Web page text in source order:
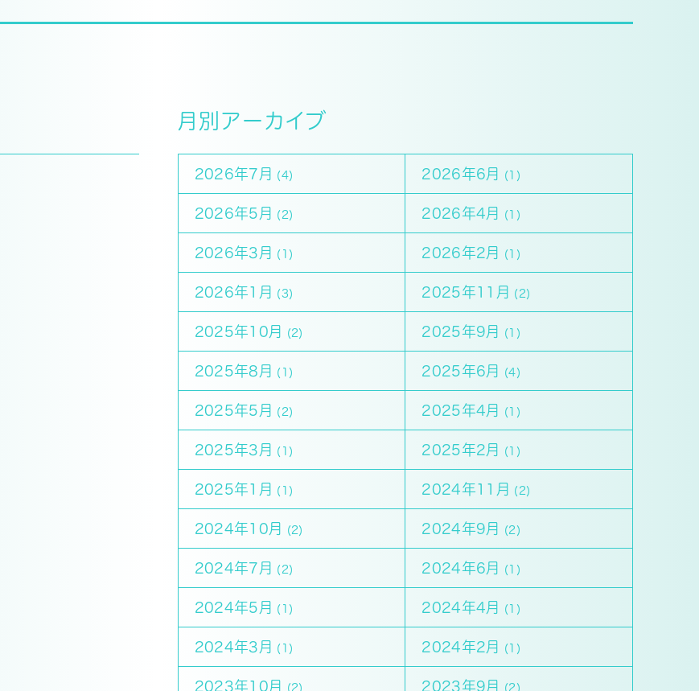
月別アーカイブ
2026年7月 (4) 2026年6月 (1)
2026年5月 (2) 2026年4月 (1)
2026年3月 (1) 2026年2月 (1)
2026年1月 (3) 2025年11月 (2)
2025年10月 (2) 2025年9月 (1)
2025年8月 (1) 2025年6月 (4)
2025年5月 (2) 2025年4月 (1)
2025年3月 (1) 2025年2月 (1)
2025年1月 (1) 2024年11月 (2)
2024年10月 (2) 2024年9月 (2)
2024年7月 (2) 2024年6月 (1)
2024年5月 (1) 2024年4月 (1)
2024年3月 (1) 2024年2月 (1)
2023年10月 (2) 2023年9月 (2)